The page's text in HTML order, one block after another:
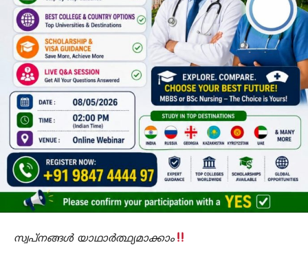
സ്വപ്നങ്ങൾ യാഥാർത്ഥ്യമാക്കാം